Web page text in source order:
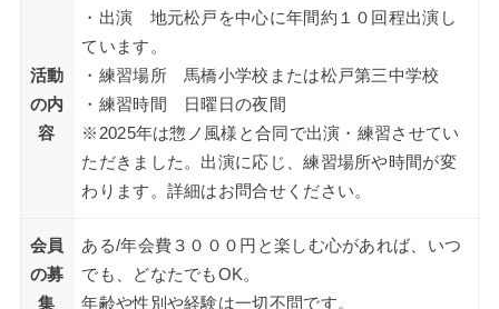
活動
の内
容
・出演 地元松戸を中心に年間約１０回程出演し
ています。
・練習場所 馬橋小学校または松戸第三中学校
・練習時間 日曜日の夜間
※2025年は惣ノ風様と合同で出演・練習させてい
ただきました。出演に応じ、練習場所や時間が変
わります。詳細はお問合せください。
会員
の募
集
ある/年会費３０００円と楽しむ心があれば、いつ
でも、どなたでもOK。
年齢や性別や経験は一切不問です。